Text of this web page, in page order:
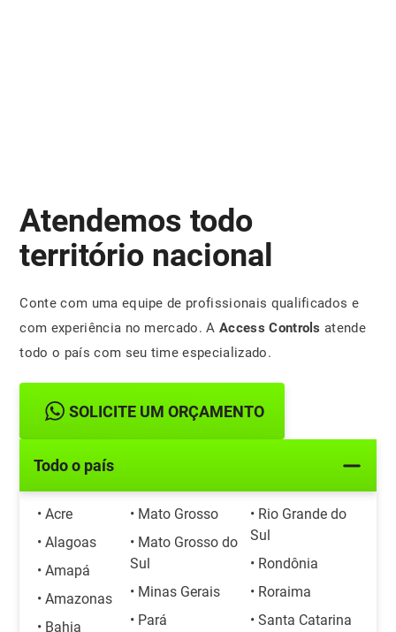
Atendemos todo
território nacional
Conte com uma equipe de profissionais qualificados e
com experiência no mercado. AAccess Controls atende
todo o país com seu time especializado.
SOLICITE UM ORÇAMENTO
Todo o país
• Acre
• Alagoas
• Amapá
• Amazonas
• Bahia
• Mato Grosso
• Mato Grosso do
Sul
• Minas Gerais
• Pará
• Rio Grande do
Sul
• Rondônia
• Roraima
• Santa Catarina